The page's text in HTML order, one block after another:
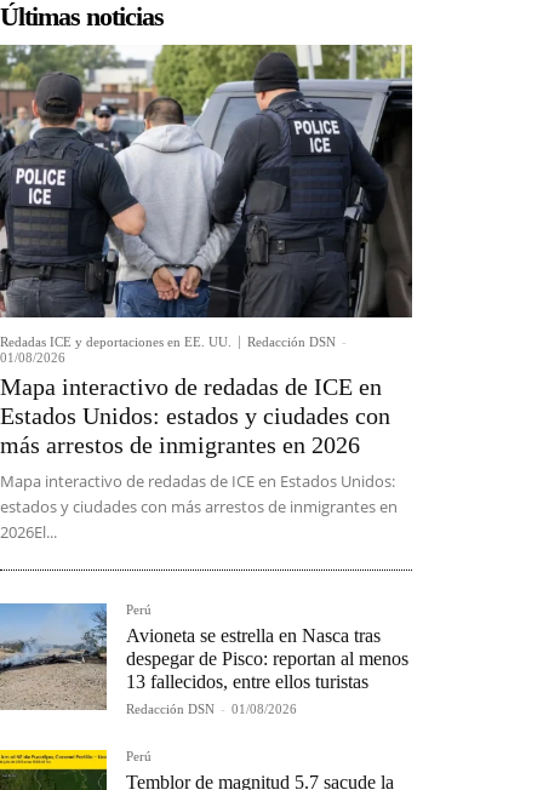
Últimas noticias
Redadas ICE y deportaciones en EE. UU. Redacción DSN -
01/08/2026
Mapa interactivo de redadas de ICE en
Estados Unidos: estados y ciudades con
más arrestos de inmigrantes en 2026
Mapa interactivo de redadas de ICE en Estados Unidos:
estados y ciudades con más arrestos de inmigrantes en
2026El...
Perú
Avioneta se estrella en Nasca tras
despegar de Pisco: reportan al menos
13 fallecidos, entre ellos turistas
Redacción DSN - 01/08/2026
Perú
Temblor de magnitud 5.7 sacude la